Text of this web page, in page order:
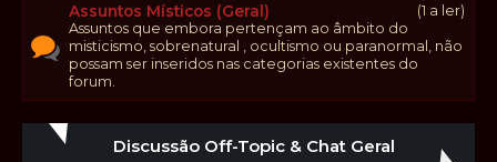
Assuntos Místicos (Geral)
(1 a ler)
Assuntos que embora pertençam ao âmbito do
misticismo, sobrenatural , ocultismo ou paranormal, não
possam ser inseridos nas categorias existentes do
forum.
Discussão Off-Topic & Chat Geral